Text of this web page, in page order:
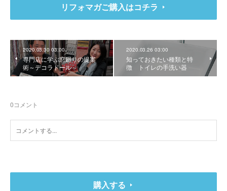
リフォマガご購入はコチラ
2020.03.30 03:00
専門店に学ぶ窓廻りの提案
術～デコラドール～
2020.03.26 03:00
知っておきたい種類と特
徴 トイレの手洗い器
0コメント
購入する